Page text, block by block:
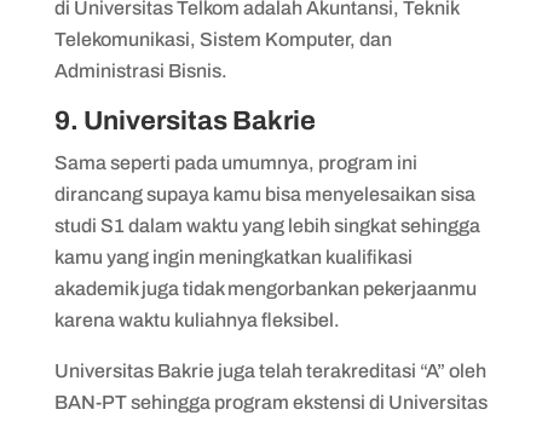
di Universitas Telkom adalah Akuntansi, Teknik
Telekomunikasi, Sistem Komputer, dan
Administrasi Bisnis.
9. Universitas Bakrie
Sama seperti pada umumnya, program ini
dirancang supaya kamu bisa menyelesaikan sisa
studi S1 dalam waktu yang lebih singkat sehingga
kamu yang ingin meningkatkan kualifikasi
akademik juga tidak mengorbankan pekerjaanmu
karena waktu kuliahnya fleksibel.
Universitas Bakrie juga telah terakreditasi “A” oleh
BAN-PT sehingga program ekstensi di Universitas